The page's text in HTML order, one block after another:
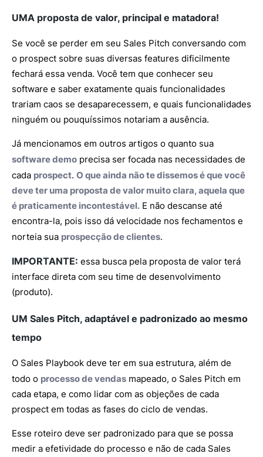
UMA proposta de valor, principal e matadora!
Se você se perder em seu Sales Pitch conversando com
o prospect sobre suas diversas features dificilmente
fechará essa venda. Você tem que conhecer seu
software e saber exatamente quais funcionalidades
trariam caos se desaparecessem, e quais funcionalidades
ninguém ou pouquíssimos notariam a ausência.
Já mencionamos em outros artigos o quanto sua
software demo precisa ser focada nas necessidades de
cada prospect. O que ainda não te dissemos é que você
deve ter uma proposta de valor muito clara, aquela que
é praticamente incontestável. E não descanse até
encontra-la, pois isso dá velocidade nos fechamentos e
norteia sua prospecção de clientes.
IMPORTANTE: essa busca pela proposta de valor terá
interface direta com seu time de desenvolvimento
(produto).
UM Sales Pitch, adaptável e padronizado ao mesmo
tempo
O Sales Playbook deve ter em sua estrutura, além de
todo o processo de vendas mapeado, o Sales Pitch em
cada etapa, e como lidar com as objeções de cada
prospect em todas as fases do ciclo de vendas.
Esse roteiro deve ser padronizado para que se possa
medir a efetividade do processo e não de cada Sales